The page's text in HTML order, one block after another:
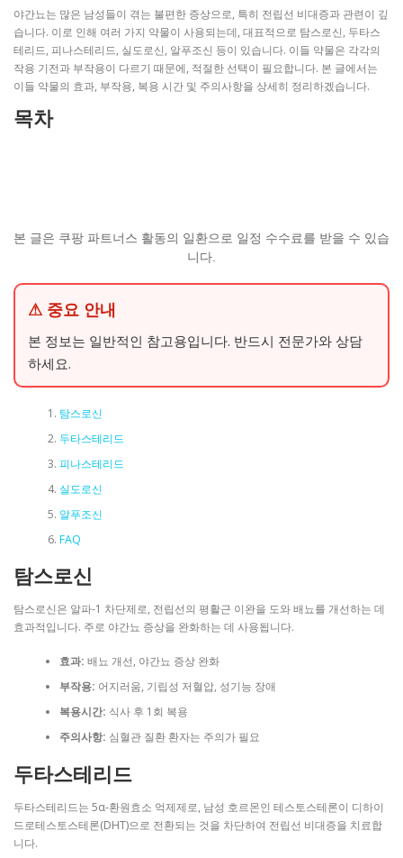
야간뇨는 많은 남성들이 겪는 불편한 증상으로, 특히 전립선 비대증과 관련이 깊
습니다. 이로 인해 여러 가지 약물이 사용되는데, 대표적으로 탐스로신, 두타스
테리드, 피나스테리드, 실도로신, 알푸조신 등이 있습니다. 이들 약물은 각각의
작용 기전과 부작용이 다르기 때문에, 적절한 선택이 필요합니다. 본 글에서는
이들 약물의 효과, 부작용, 복용 시간 및 주의사항을 상세히 정리하겠습니다.
목차
본 글은 쿠팡 파트너스 활동의 일환으로 일정 수수료를 받을 수 있습
니다.
⚠ 중요 안내
본 정보는 일반적인 참고용입니다. 반드시 전문가와 상담
하세요.
탐스로신
두타스테리드
피나스테리드
실도로신
알푸조신
FAQ
탐스로신
탐스로신은 알파-1 차단제로, 전립선의 평활근 이완을 도와 배뇨를 개선하는 데
효과적입니다. 주로 야간뇨 증상을 완화하는 데 사용됩니다.
효과: 배뇨 개선, 야간뇨 증상 완화
부작용: 어지러움, 기립성 저혈압, 성기능 장애
복용시간: 식사 후 1회 복용
주의사항: 심혈관 질환 환자는 주의가 필요
두타스테리드
두타스테리드는 5α-환원효소 억제제로, 남성 호르몬인 테스토스테론이 디하이
드로테스토스테론(DHT)으로 전환되는 것을 차단하여 전립선 비대증을 치료합
니다.